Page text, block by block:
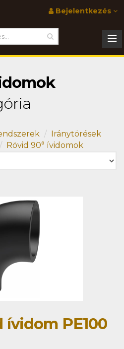
Bejelentkezés
Iránytörések
Rövid 90° ívidomok
ívidom PE100